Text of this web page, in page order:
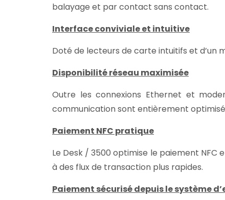
balayage et par contact sans contact.
Interface conviviale et intuitive
Doté de lecteurs de carte intuitifs et d’un
Disponibilité réseau maximisée
Outre les connexions Ethernet et
communication sont entièrement
Paiement NFC pratique
Le Desk / 3500 optimise le paiement
à des flux de transaction plus rapides.
Paiement sécurisé depuis le système